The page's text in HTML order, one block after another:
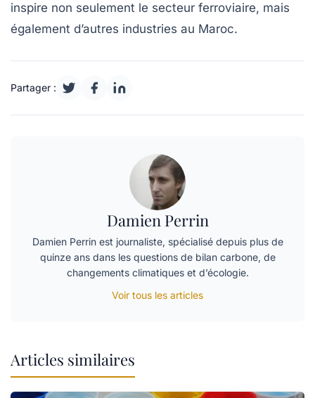
inspire non seulement le secteur ferroviaire, mais
également d’autres industries au Maroc.
Partager :
Damien Perrin
Damien Perrin est journaliste, spécialisé depuis plus de
quinze ans dans les questions de bilan carbone, de
changements climatiques et d’écologie.
Voir tous les articles
Articles similaires